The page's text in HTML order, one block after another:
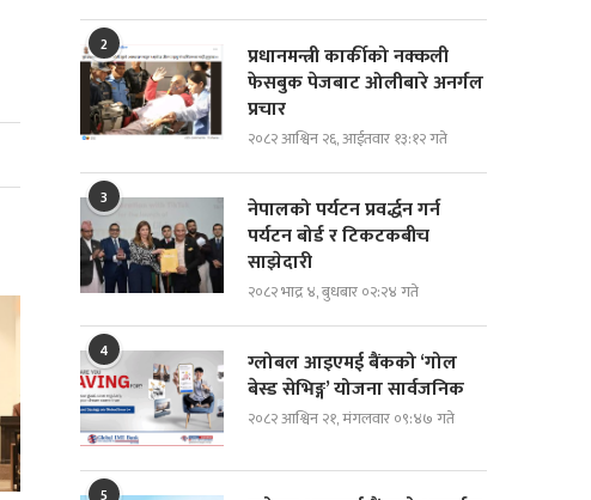
2
प्रधानमन्त्री कार्कीको नक्कली
फेसबुक पेजबाट ओलीबारे अनर्गल
प्रचार
२०८२ आश्विन २६, आईतवार १३:१२ गते
3
नेपालको पर्यटन प्रवर्द्धन गर्न
पर्यटन बोर्ड र टिकटकबीच
साझेदारी
२०८२ भाद्र ४, बुधबार ०२:२४ गते
4
ग्लोबल आइएमई बैंकको ‘गोल
बेस्ड सेभिङ्ग’ योजना सार्वजनिक
२०८२ आश्विन २१, मंगलवार ०९:४७ गते